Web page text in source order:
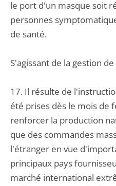
le port d'un masque soit
personnes
de santé.
S'agissant de la gestion
17. Il résulte de
été prises dès le mois de
renforcer la production
que des commandes
l'étranger en vue
principaux pays
marché international